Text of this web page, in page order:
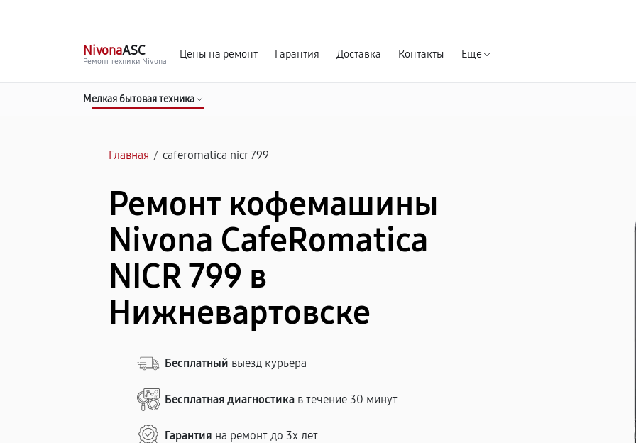
NivonaASC
Ремонт техники Nivona
Цены на ремонт Гарантия Доставка Контакты Ещё
Мелкая бытовая техника
Главная / caferomatica nicr 799
Ремонт кофемашины
Nivona CafeRomatica
NICR 799 в
Нижневартовске
Бесплатный выезд курьера
Бесплатная диагностика в течение 30 минут
Гарантия на ремонт до 3х лет